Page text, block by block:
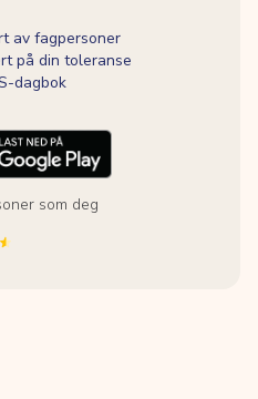
av fagpersoner
på din toleranse
dagbok
som deg